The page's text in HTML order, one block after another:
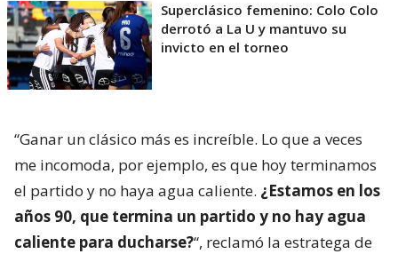
Superclásico femenino: Colo Colo
derrotó a La U y mantuvo su
invicto en el torneo
“Ganar un clásico más es increíble. Lo que a veces
me incomoda, por ejemplo, es que hoy terminamos
el partido y no haya agua caliente. ¿Estamos en los
años 90, que termina un partido y no hay agua
caliente para ducharse?“, reclamó la estratega de